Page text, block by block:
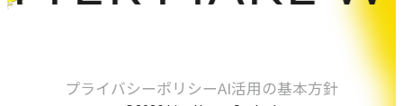
プライバシーポリシーAI活用の基本方針